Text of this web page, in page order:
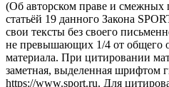
(Об авторском праве и смежных
статьёй 19 данного Закона
свои тексты без своего
не превышающих 1/4 от общего
материала. При цитировании
заметная, выделенная шрифтом
https://www.sport.ru. Для